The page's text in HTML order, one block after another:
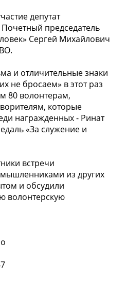
депутат
председатель
Сергей Михайлович
и отличительные знаки
не бросаем» в этот раз
80 волонтерам,
которые
награжденных - Ринат
«За служение и
встречи
из других
и обсудили
волонтерскую